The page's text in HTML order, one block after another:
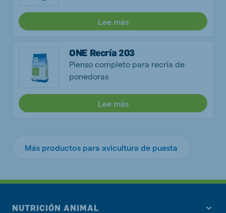
Lee más
ONE Recría 203
Pienso completo para recría de
ponedoras
Lee más
Más productos para avicultura de puesta
NUTRICIÓN ANIMAL